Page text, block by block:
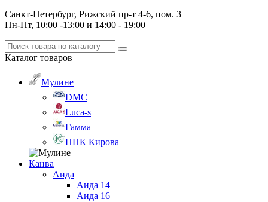
Санкт-Петербург, Рижский пр-т 4-6, пом. 3
Пн-Пт, 10:00 -13:00 и 14:00 - 19:00
Каталог товаров
Мулине
DMC
Luca-s
Гамма
ПНК Кирова
Канва
Аида
Аида 14
Аида 16